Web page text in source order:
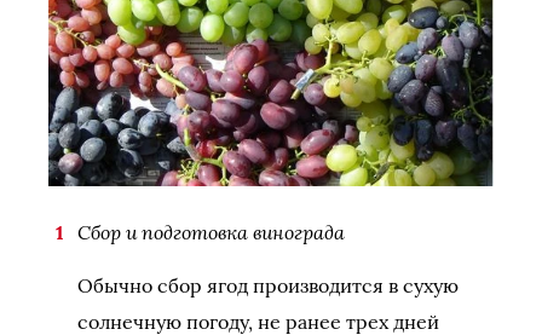
Сбор и подготовка винограда
Обычно сбор ягод производится в сухую
солнечную погоду, не ранее трех дней